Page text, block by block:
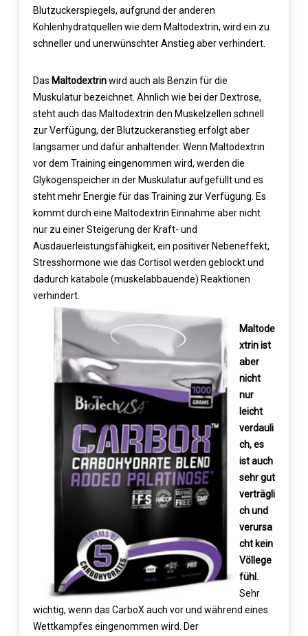
Blutzuckerspiegels, aufgrund der anderen
Kohlenhydratquellen wie dem Maltodextrin, wird ein zu
schneller und unerwünschter Anstieg aber verhindert.
Das Maltodextrinwird auch als Benzin für die
Muskulatur bezeichnet. Ähnlich wie bei der Dextrose,
steht auch das Maltodextrin den Muskelzellen schnell
zur Verfügung, der Blutzuckeranstieg erfolgt aber
langsamer und dafür anhaltender. Wenn Maltodextrin
vor dem Training eingenommen wird, werden die
Glykogenspeicher in der Muskulatur aufgefüllt und es
steht mehr Energie für das Training zur Verfügung. Es
kommt durch eine Maltodextrin Einnahme aber nicht
nur zu einer Steigerung der Kraft- und
Ausdauerleistungsfähigkeit, ein positiver Nebeneffekt,
Stresshormone wie das Cortisol werden geblockt und
dadurch katabole (muskelabbauende) Reaktionen
verhindert.
Maltode
xtrin ist
aber
nicht
nur
leicht
verdauli
ch, es
ist auch
sehr gut
verträgli
ch und
verursa
cht kein
Völlege
fühl.
Sehr
wichtig, wenn das CarboX auch vor und während eines
Wettkampfes eingenommen wird. Der